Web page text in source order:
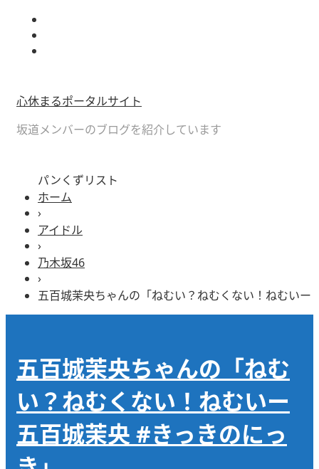
心休まるポータルサイト
坂道メンバーのブログを紹介しています
パンくずリスト
ホーム
›
アイドル
›
乃木坂46
›
五百城茉央ちゃんの「ねむい？ねむくない！ねむいー
五百城茉央ちゃんの「ねむ
い？ねむくない！ねむいー
五百城茉央 #きっきのにっ